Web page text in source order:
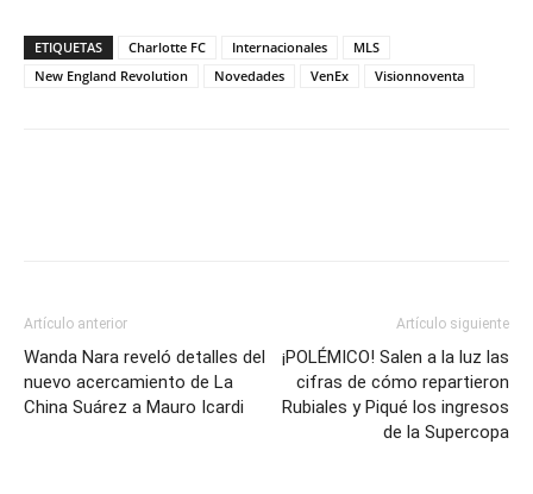
ETIQUETAS Charlotte FC Internacionales
MLS
New England Revolution
Novedades VenEx Visionnoventa
Artículo anterior
Wanda Nara reveló detalles del
nuevo acercamiento de La
China Suárez a Mauro Icardi
Artículo siguiente
¡POLÉMICO! Salen a la luz las
cifras de cómo repartieron
Rubiales y Piqué los ingresos
de la Supercopa